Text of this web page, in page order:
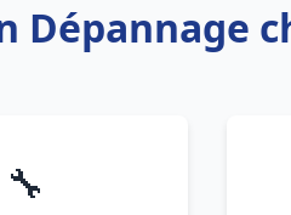
Dépannage
🔧